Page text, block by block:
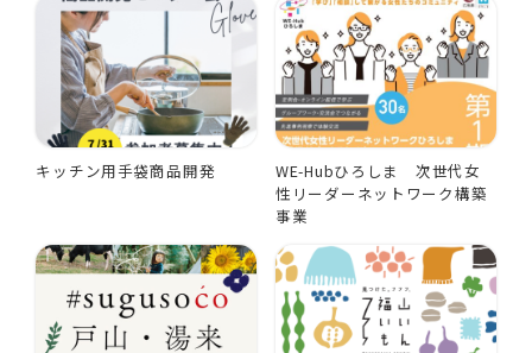
キッチン用手袋商品開発
WE-Hubひろしま 次世代女
性リーダーネットワーク構築
事業